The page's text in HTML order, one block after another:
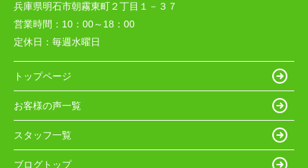
兵庫県明石市朝霧東町２丁目１－３７
営業時間： 10：00～18：00
定休日： 毎週水曜日
トップページ
お客様の声一覧
スタッフ一覧
ブログトップ